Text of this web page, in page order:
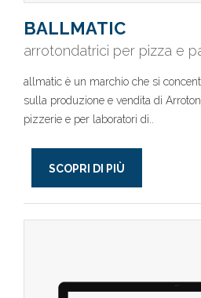
BALLMATIC
arrotondatrici per pizza e
allmatic è un marchio che si
sulla produzione e vendita di
pizzerie e per laboratori di..
SCOPRI DI PIÙ